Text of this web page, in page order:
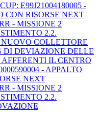
E99J21004180005 -
CON RISORSE NEXT
- MISSIONE 2
2.2.
COLLETTORE
DI DEVIAZIONE DELLE
IL CENTRO
- APPALTO
NEXT
- MISSIONE 2
2.2.